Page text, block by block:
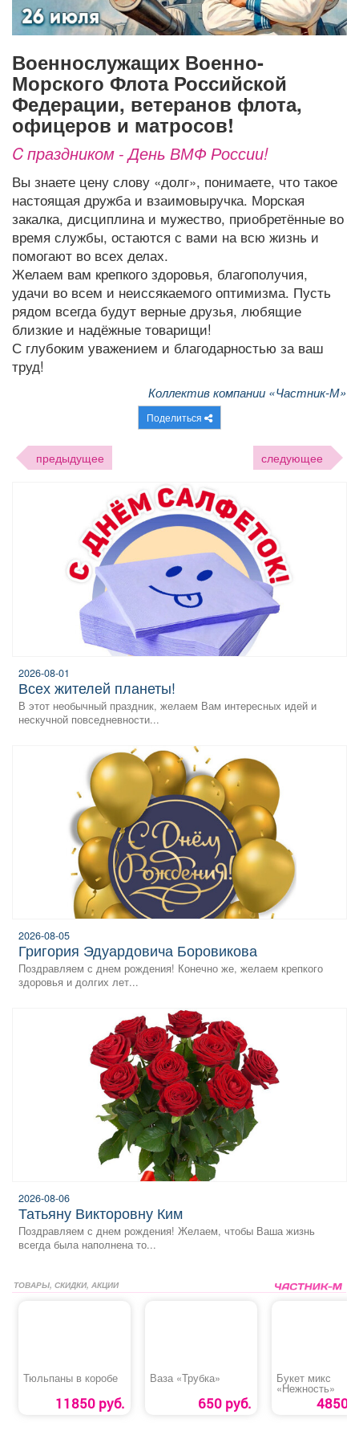
Афиша Обучение Проекты
Товары Поздравления Погода
ТВ программа Я - пенсионер
военнослужащих Военно-
Морского Флота Российской
Федерации, ветеранов флота,
офицеров и матросов!
C праздником - День ВМФ России!
Вы знаете цену слову «долг», понимаете, что такое
настоящая дружба и взаимовыручка. Морская
закалка, дисциплина и мужество, приобретённые во
время службы, остаются с вами на всю жизнь и
помогают во всех делах.
Желаем вам крепкого здоровья, благополучия,
удачи во всем и неиссякаемого оптимизма. Пусть
рядом всегда будут верные друзья, любящие
близкие и надёжные товарищи!
С глубоким уважением и благодарностью за ваш
труд!
Коллектив компании «Частник-М»
Поделиться
следующее
предыдущее
2026-08-01
всех жителей планеты!
В этот необычный праздник, желаем Вам интересных идей и
нескучной повседневности...
2026-08-05
Григория Эдуардовича Боровикова
Поздравляем с днем рождения! Конечно же, желаем крепкого
здоровья и долгих лет...
2026-08-06
Татьяну Викторовну Ким
Поздравляем с днем рождения! Желаем, чтобы Ваша жизнь
всегда была наполнена то...
ТОВАРЫ, СКИДКИ, АКЦИИ
Тюльпаны в коробе
11850 руб.
Ваза «Трубка»
650 руб.
Букет микс
«Нежность»
4850